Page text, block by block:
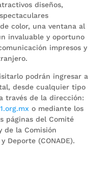
diseños,
color, una ventana al
invaluable y oportuno
impresos y
podrán ingresar a
desde cualquier tipo
través de la dirección:
o mediante los
páginas del Comité
de la Comisión
Deporte (CONADE).